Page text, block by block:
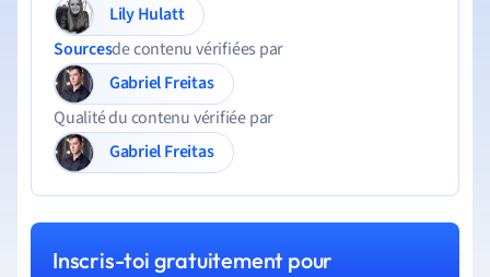
Lily Hulatt
Sourcesde contenu vérifiées par
Gabriel Freitas
Qualité du contenu vérifiée par
Gabriel Freitas
Inscris-toi gratuitement pour